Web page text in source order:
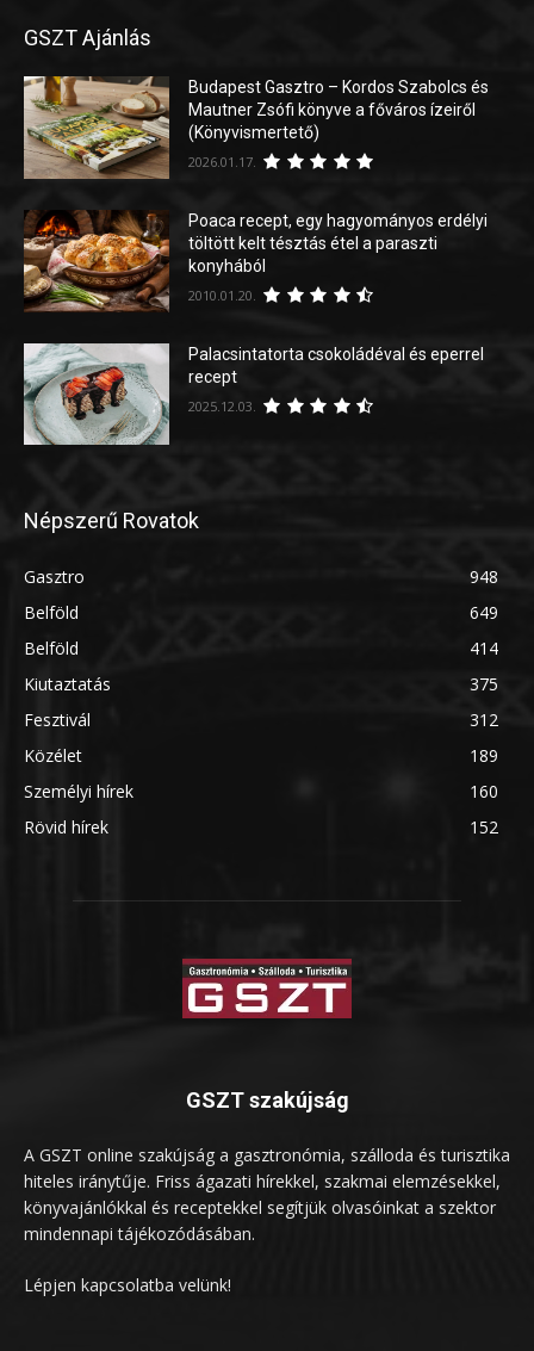
GSZT Ajánlás
Budapest Gasztro – Kordos Szabolcs és
Mautner Zsófi könyve a főváros ízeiről
(Könyvismertető)
2026.01.17.
Poaca recept, egy hagyományos erdélyi
töltött kelt tésztás étel a paraszti
konyhából
2010.01.20.
Palacsintatorta csokoládéval és eperrel
recept
2025.12.03.
Népszerű Rovatok
Gasztro
948
Belföld
649
Belföld
414
Kiutaztatás
375
Fesztivál
312
Közélet
189
Személyi hírek
160
Rövid hírek
152
GSZT szakújság
A GSZT online szakújság a gasztronómia, szálloda és turisztika
hiteles iránytűje. Friss ágazati hírekkel, szakmai elemzésekkel,
könyvajánlókkal és receptekkel segítjük olvasóinkat a szektor
mindennapi tájékozódásában.
Lépjen kapcsolatba velünk!